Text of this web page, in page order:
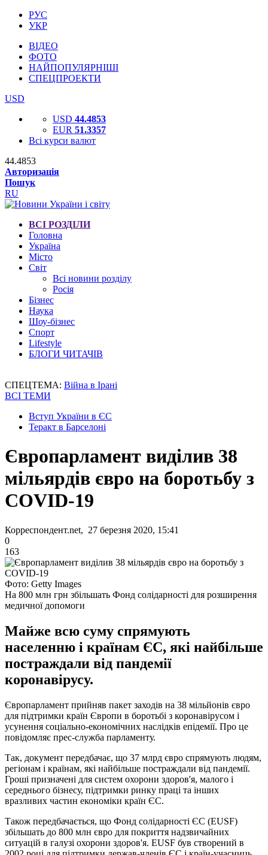
РУС
УКР
ВІДЕО
ФОТО
НАЙПОПУЛЯРНІШІ
СПЕЦПРОЕКТИ
USD
USD 44.4853
EUR 51.3357
Всі курси валют
44.4853
Авторизація
Пошук
RU
ВСІ РОЗДІЛИ
Головна
Україна
Місто
Світ
Всі новини розділу
Росія
Бізнес
Наука
Шоу-бізнес
Спорт
Lifestyle
БЛОГИ ЧИТАЧІВ
СПЕЦТЕМА: Війна в Ірані
ВСІ ТЕМИ
Вступ України в ЄС
Теракт в Барселоні
Європарламент виділив 38
мільярдів євро на боротьбу з
COVID-19
Корреспондент.net, 27 березня 2020, 15:41
0
163
Фото: Getty Images
На 800 млн грн збільшать Фонд солідарності для розширення
медичної допомоги
Майже всю суму спрямують
населенню і країнам ЄС, які найбільше
постраждали від пандемії
коронавірусу.
Європарламент прийняв пакет заходів на 38 мільйонів євро
для підтримки країн Європи в боротьбі з коронавірусом і
усунення соціально-економічних наслідків епідемії. Про це
повідомляє прес-служба парламенту.
Так, документ передбачає, що 37 млрд євро спрямують людям,
регіонам і країнам, які найбільше постраждали від пандемії.
Гроші призначені для систем охорони здоров'я, малого і
середнього бізнесу, підтримки ринку праці та інших
вразливих частин економіки країн ЄС.
Також передбачається, що Фонд солідарності ЄС (EUSF)
збільшать до 800 млн євро для покриття надзвичайних
ситуацій в галузі охорони здоров'я. EUSF був створений в